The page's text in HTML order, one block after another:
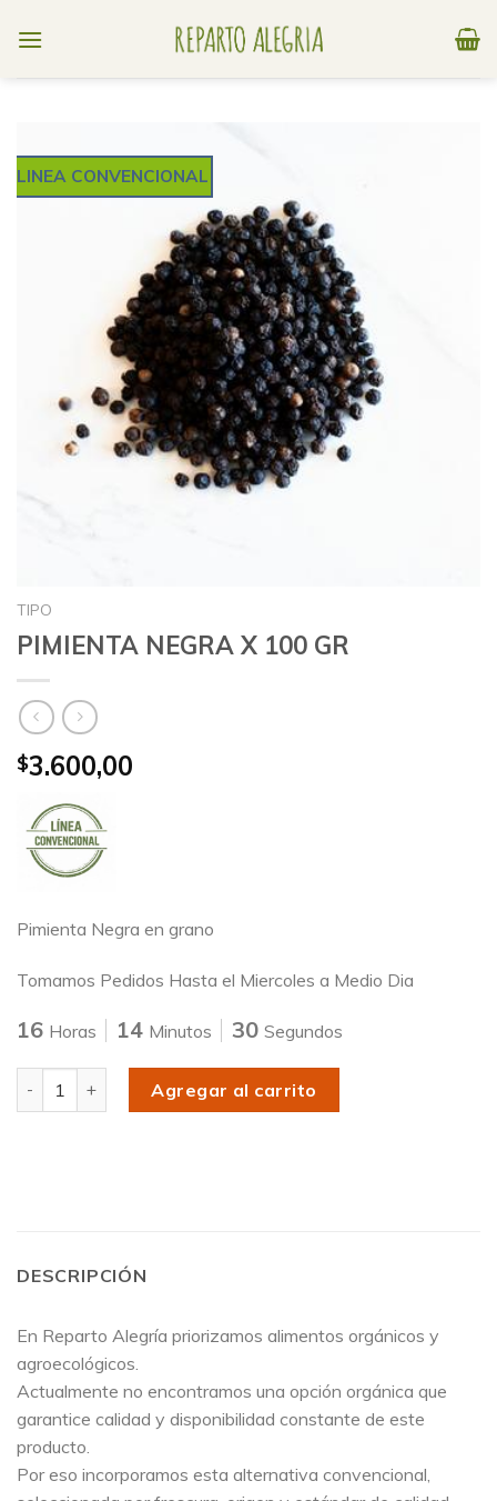
LINEA CONVENCIONAL
TIPO
PIMIENTA NEGRA X 100 GR
$3.600,00
Pimienta Negra en grano
Tomamos Pedidos Hasta el Miercoles a Medio Dia
16 Horas 14 Minutos 30 Segundos
Agregar al carrito
DESCRIPCIÓN
En Reparto Alegría priorizamos alimentos orgánicos y
agroecológicos.
Actualmente no encontramos una opción orgánica que
garantice calidad y disponibilidad constante de este
producto.
Por eso incorporamos esta alternativa convencional,